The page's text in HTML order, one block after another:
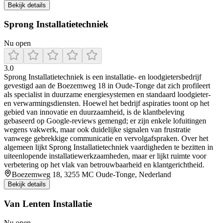
Bekijk details
Sprong Installatietechniek
Nu open
3.0
Sprong Installatietechniek is een installatie- en loodgietersbedrijf
gevestigd aan de Boezemweg 18 in Oude‑Tonge dat zich profileert
als specialist in duurzame energiesystemen en standaard loodgieter-
en verwarmingsdiensten. Hoewel het bedrijf aspiraties toont op het
gebied van innovatie en duurzaamheid, is de klantbeleving
gebaseerd op Google‑reviews gemengd; er zijn enkele lofuitingen
wegens vakwerk, maar ook duidelijke signalen van frustratie
vanwege gebrekkige communicatie en vervolgafspraken. Over het
algemeen lijkt Sprong Installatietechniek vaardigheden te bezitten in
uiteenlopende installatiewerkzaamheden, maar er lijkt ruimte voor
verbetering op het vlak van betrouwbaarheid en klantgerichtheid.
Boezemweg 18, 3255 MC Oude-Tonge, Nederland
Bekijk details
Van Lenten Installatie